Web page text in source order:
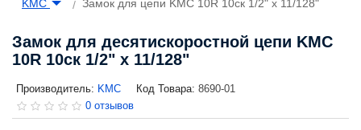
KMC
Замок для цепи KMC 10R 10ск 1/2" x 11/128"
Замок для десятискоростной цепи KMC
10R 10ск 1/2" x 11/128"
Производитель: KMC Код Товара: 8690-01
0 отзывов